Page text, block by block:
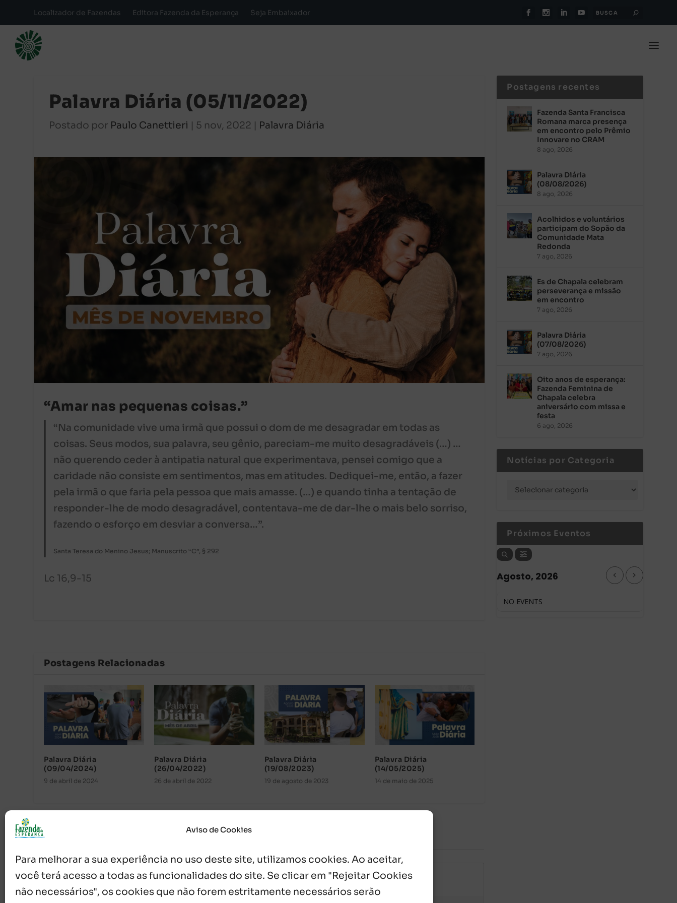
Aviso de Cookies
Para melhorar a sua experiência no uso deste site, utilizamos cookies. Ao aceitar,
você terá acesso a todas as funcionalidades do site. Se clicar em "Rejeitar Cookies
não necessários", os cookies que não forem estritamente necessários serão
Localizador de Fazendas Editora Fazenda da Esperança Seja Embaixador
Palavra Diária (05/11/2022)
Postado por Paulo Canettieri | 5 nov, 2022 | Palavra Diária
“Amar nas pequenas coisas.”
“Na comunidade vive uma irmã que possui o dom de me desagradar em todas as
coisas. Seus modos, sua palavra, seu gênio, pareciam-me muito desagradáveis (…) …
não querendo ceder à antipatia natural que experimentava, pensei comigo que a
caridade não consiste em sentimentos, mas em atitudes. Dediquei-me, então, a fazer
pela irmã o que faria pela pessoa que mais amasse. (…) e quando tinha a tentação de
responder-lhe de modo desagradável, contentava-me de dar-lhe o mais belo sorriso,
fazendo o esforço em desviar a conversa…”.
Santa Teresa do Menino Jesus; Manuscrito “C”, § 292
Lc 16,9-15
Postagens Relacionadas
Palavra Diária
(09/04/2024)
9 de abril de 2024
Palavra Diária
(26/04/2022)
26 de abril de 2022
Palavra Diária
(19/08/2023)
19 de agosto de 2023
Palavra Diária
(14/05/2025)
14 de maio de 2025
Postagens recentes
Fazenda Santa Francisca
Romana marca presença
em encontro pelo Prêmio
Innovare no CRAM
8 ago, 2026
Palavra Diária
(08/08/2026)
8 ago, 2026
Acolhidos e voluntários
participam do Sopão da
Comunidade Mata
Redonda
7 ago, 2026
Es de Chapala celebram
perseverança e missão
em encontro
7 ago, 2026
Palavra Diária
(07/08/2026)
7 ago, 2026
Oito anos de esperança:
Fazenda Feminina de
Chapala celebra
aniversário com missa e
festa
6 ago, 2026
Notícias por Categoria
Próximos Eventos
Agosto, 2026
NO EVENTS